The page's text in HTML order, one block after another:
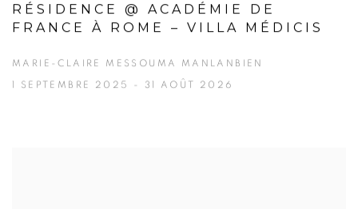
RÉSIDENCE @ ACADÉMIE DE
FRANCE À ROME – VILLA MÉDICIS
MARIE-CLAIRE MESSOUMA MANLANBIEN
1 SEPTEMBRE 2025 - 31 AOÛT 2026